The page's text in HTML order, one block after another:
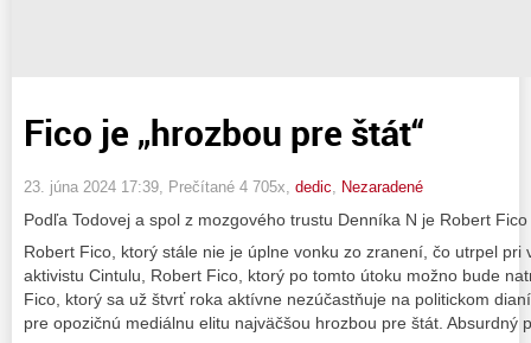
Fico je „hrozbou pre štát“
23. júna 2024 17:39 , Prečítané 4 705x, dedic Nezaradené
Podľa Todovej a spol z mozgového trustu Denníka N je Robert
Robert Fico, ktorý stále nie je úplne vonku zo zranení, čo utrpel pri
aktivistu Cintulu, Robert Fico, ktorý po tomto útoku možno bude
Fico, ktorý sa už štvrť roka aktívne nezúčastňuje na politickom
pre opozičnú mediálnu elitu najväčšou hrozbou pre štát. Absurdný